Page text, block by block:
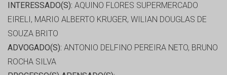
INTERESSADO(S): AQUINO FLORES SUPERMERCADO
EIRELI, MARIO ALBERTO KRUGER, WILIAN DOUGLAS DE
SOUZA BRITO
ADVOGADO(S): ANTONIO DELFINO PEREIRA NETO, BRUNO
ROCHA SILVA